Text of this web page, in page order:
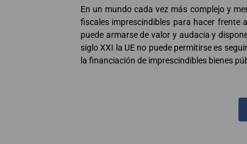
En un mundo cada vez más complejo y
fiscales imprescindibles para hacer frente
puede armarse de valor y audacia y
siglo XXI la UE no puede permitirse es
la financiación de imprescindibles bienes